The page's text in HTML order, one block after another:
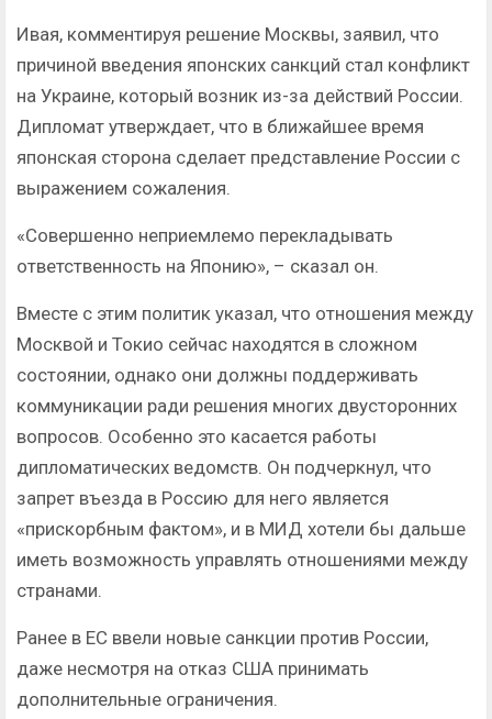
Ивая, комментируя решение Москвы, заявил, что
причиной введения японских санкций стал конфликт
на Украине, который возник из-за действий России.
Дипломат утверждает, что в ближайшее время
японская сторона сделает представление России с
выражением сожаления.
«Совершенно неприемлемо перекладывать
ответственность на Японию», – сказал он.
Вместе с этим политик указал, что отношения между
Москвой и Токио сейчас находятся в сложном
состоянии, однако они должны поддерживать
коммуникации ради решения многих двусторонних
вопросов. Особенно это касается работы
дипломатических ведомств. Он подчеркнул, что
запрет въезда в Россию для него является
«прискорбным фактом», и в МИД хотели бы дальше
иметь возможность управлять отношениями между
странами.
Ранее в ЕС ввели новые санкции против России,
даже несмотря на отказ США принимать
дополнительные ограничения.